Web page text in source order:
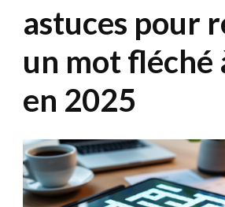
astuces pour
un mot fléché
en 2025